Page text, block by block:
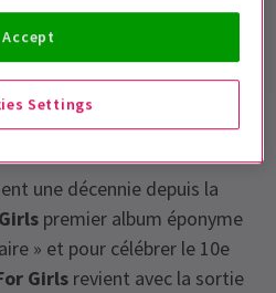
une décennie depuis la
premier album éponyme
» et pour célébrer le 10e
Girls revient avec la sortie
Settings
Accept